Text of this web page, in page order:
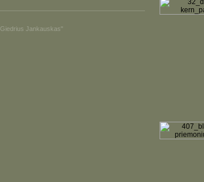
Giedrius Jankauskas"